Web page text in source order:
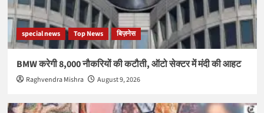
special news Top News बिज़नेस
BMW करेगी 8,000 नौकरियों की कटौती, ऑटो सेक्टर में मंदी की आहट
Raghvendra Mishra August 9, 2026